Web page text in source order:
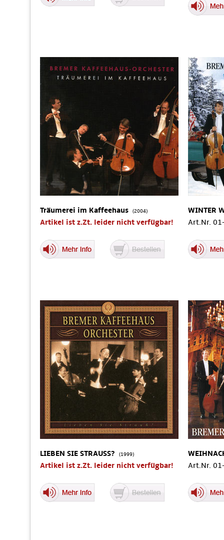
Träumerei im Kaffeehaus (2004)
Artikel ist z.Zt. leider nicht verfügbar!
WINTER
Art.Nr.
LIEBEN SIE STRAUSS? (1999)
Artikel ist z.Zt. leider nicht verfügbar!
Art.Nr.